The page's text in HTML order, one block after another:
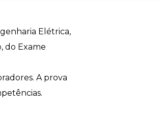
Elétrica,
do Exame
A prova